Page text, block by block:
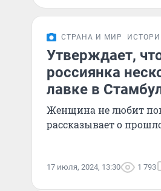
СТРАНА И МИР
Утверждает,
россиянка
лавке в
Женщина не любит
рассказывает о
17 июля, 2024, 13:30 1 793